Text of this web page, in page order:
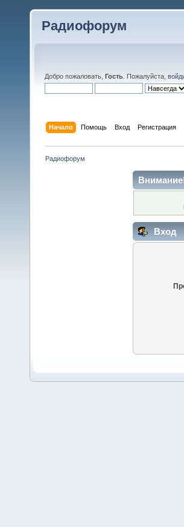
Радиофорум
Добро пожаловать, Гость . Пожалуйста,
Начало Помощь Вход Регистрация
Радиофорум
Вход